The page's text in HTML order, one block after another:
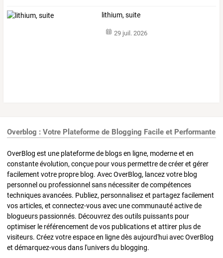
lithium, suite
29 juil. 2026
Overblog : Votre Plateforme de Blogging Facile et Performante
OverBlog est une plateforme de blogs en ligne, moderne et en
constante évolution, conçue pour vous permettre de créer et gérer
facilement votre propre blog. Avec OverBlog, lancez votre blog
personnel ou professionnel sans nécessiter de compétences
techniques avancées. Publiez, personnalisez et partagez facilement
vos articles, et connectez-vous avec une communauté active de
blogueurs passionnés. Découvrez des outils puissants pour
optimiser le référencement de vos publications et attirer plus de
visiteurs. Créez votre espace en ligne dès aujourd'hui avec OverBlog
et démarquez-vous dans l'univers du blogging.